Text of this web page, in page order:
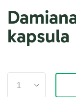
kapsula